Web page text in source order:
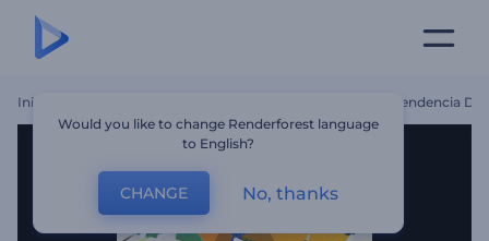
Inicio Video De Celebración Del Día De La Independencia De
Would you like to change Renderforest language
to English?
CHANGE No, thanks